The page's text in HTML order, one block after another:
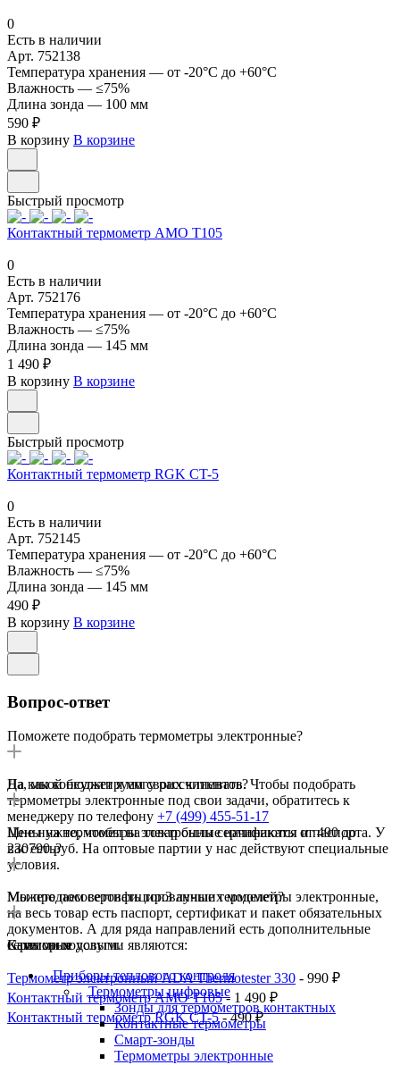
0
Есть в наличии
Арт. 752138
Температура хранения — от -20°С до +60°С
Влажность — ≤75%
Длина зонда — 100 мм
590 ₽
В корзину В корзине
Быстрый просмотр
Контактный термометр AMO T105
0
Есть в наличии
Арт. 752176
Температура хранения — от -20°С до +60°С
Влажность — ≤75%
Длина зонда — 145 мм
1 490 ₽
В корзину В корзине
Быстрый просмотр
Контактный термометр RGK CT-5
0
Есть в наличии
Арт. 752145
Температура хранения — от -20°С до +60°С
Влажность — ≤75%
Длина зонда — 145 мм
490 ₽
В корзину В корзине
Вопрос-ответ
Поможете подобрать термометры электронные?
Да, мы консультируем своих клиентов. Чтобы подобрать
термометры электронные под свои задачи, обратитесь к
менеджеру по телефону +7 (499) 455-51-17
На какой бюджет я могу рассчитывать?
Цены на термометры электронные начинаются от 490 до
230790 руб. На оптовые партии у нас действуют специальные
условия.
Мне нужно, чтобы на товар были сертификаты и паспорта. У
вас есть?
Мы продаем сертифицированные термометры электронные,
на весь товар есть паспорт, сертификат и пакет обязательных
документов. А для ряда направлений есть дополнительные
сервисные услуги.
Можете посоветовать топ3 лучших моделей?
Самыми ходовыми являются:
Термометр электронный ADA Thermotester 330 - 990 ₽
Контактный термометр AMO T105- 1 490 ₽
Контактный термометр RGK CT-5- 490 ₽
Категория
Приборы теплового контроля
Термометры цифровые
Зонды для термометров контактных
Контактные термометры
Смарт-зонды
Термометры электронные